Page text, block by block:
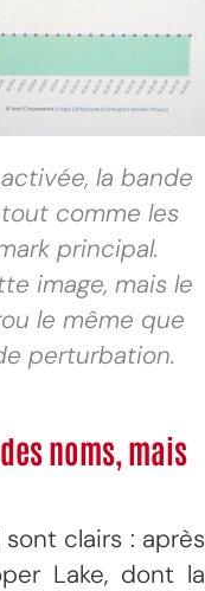
la bande
comme les
principal.
image, mais le
le même que
perturbation.
noms, mais
clairs : après
Lake, dont la